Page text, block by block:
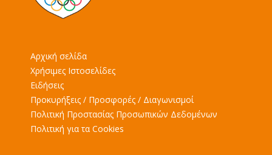
Αρχική σελίδα
Χρήσιμες Ιστοσελίδες
Ειδήσεις
Προκυρήξεις / Προσφορές / Διαγωνισμοί
Πολιτική Προστασίας Προσωπικών Δεδομένων
Πολιτική για τα Cookies